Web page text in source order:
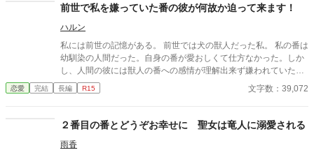
前世で私を嫌っていた番の彼が何故か迫って来ます！
ハルン
私には前世の記憶がある。 前世では犬の獣人だった私。 私の番は
幼馴染の人間だった。自身の番が愛おしくて仕方なかった。しか
し、人間の彼には獣人の番への感情が理解出来ず嫌われていた。
それでも諦めずに彼に好きだと告げる日々。 そんな時、とある出
来事で命を落とした私。 彼に会えなくなるのは悲しいがこれでも
閉じた……筈だった。
恋愛 完結 長編 R15 文字数：39,072
２番目の番とどうぞお幸せに 聖女は竜人に溺愛される
雨香